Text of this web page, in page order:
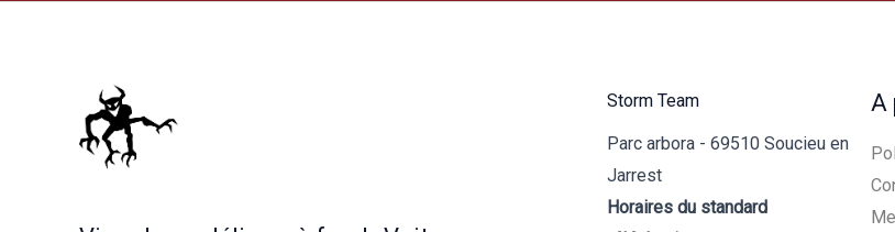
Storm Team
Parc arbora - 69510 Soucieu en
Jarrest
Horaires du standard
A